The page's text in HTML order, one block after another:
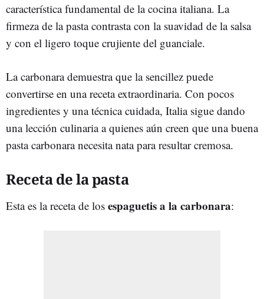
característica fundamental de la cocina italiana. La
firmeza de la pasta contrasta con la suavidad de la salsa
y con el ligero toque crujiente del guanciale.
La carbonara demuestra que la sencillez puede
convertirse en una receta extraordinaria. Con pocos
ingredientes y una técnica cuidada, Italia sigue dando
una lección culinaria a quienes aún creen que una buena
pasta carbonara necesita nata para resultar cremosa.
Receta de la pasta
Esta es la receta de los espaguetisa la carbonara: